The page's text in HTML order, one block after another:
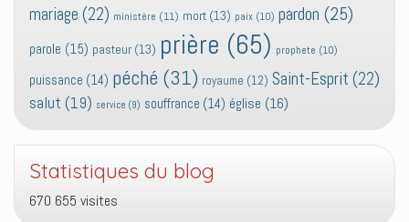
mariage (22) ministère (11) mort (13) paix (10) pardon (25)
parole (15) pasteur (13) prière (65) prophete (10)
puissance (14) péché (31) royaume (12) Saint-Esprit (22)
salut (19) service (9) souffrance (14) église (16)
Statistiques du blog
670 655 visites